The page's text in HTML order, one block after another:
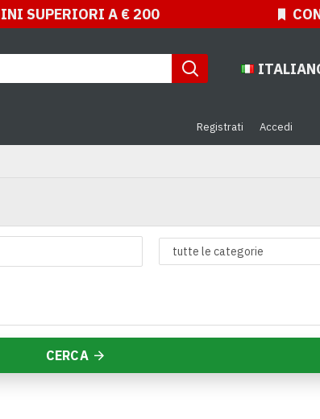
SUPERIORI A € 200
Registrati Accedi
CERCA